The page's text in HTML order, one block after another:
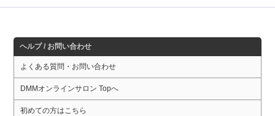
ヘルプ / お問い合わせ
よくある質問・お問い合わせ
DMMオンラインサロン Topへ
初めての方はこちら